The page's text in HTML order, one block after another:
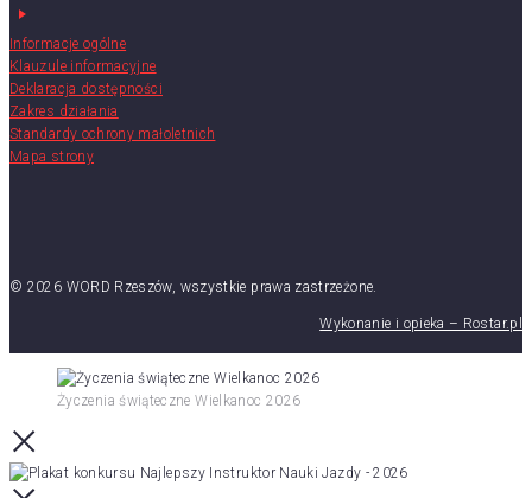
Informacje ogólne
Klauzule informacyjne
Deklaracja dostępności
Zakres działania
Standardy ochrony małoletnich
Mapa strony
© 2026 WORD Rzeszów, wszystkie prawa zastrzeżone.
Wykonanie i opieka – Rostar.pl
Życzenia świąteczne Wielkanoc 2026